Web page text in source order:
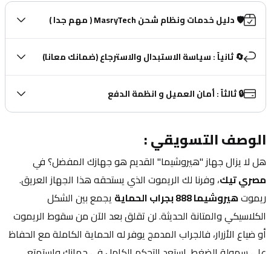
🛡️ دليل خدمات ونظام شحن MasryTech ( مهم جدا )
🔄 ثانياً : سياسة الاستبدال والاسترجاع (ضمانك معانا)
🔒 ثالثاً : أمان العميل و انظمة الدفع
الوصف التسويقي :
هل لا يزال جهاز "هيروشيما" القديم هو جهازك المفضل؟ في
مصري تيك
ريموت هيروشيما 888 بجراب الحماية